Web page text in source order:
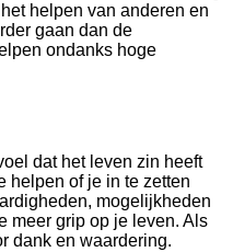
helpen van anderen en
gaan dan de
ondanks hoge
dat het leven zin heeft
helpen of je in te zetten
mogelijkheden
meer grip op je leven. Als
dank en waardering.